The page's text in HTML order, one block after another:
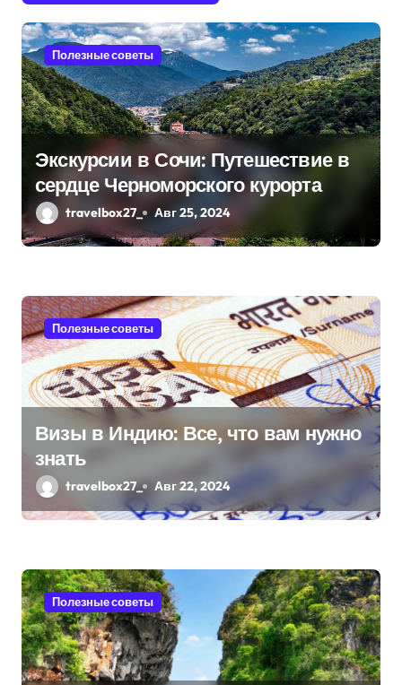
п
о
з
а
п
и
с
я
м
Полезные советы
Экскурсии в Сочи: Путешествие в
сердце Черноморского курорта
travelbox27_ Авг 25, 2024
Полезные советы
Визы в Индию: Все, что вам нужно
знать
travelbox27_ Авг 22, 2024
Полезные советы